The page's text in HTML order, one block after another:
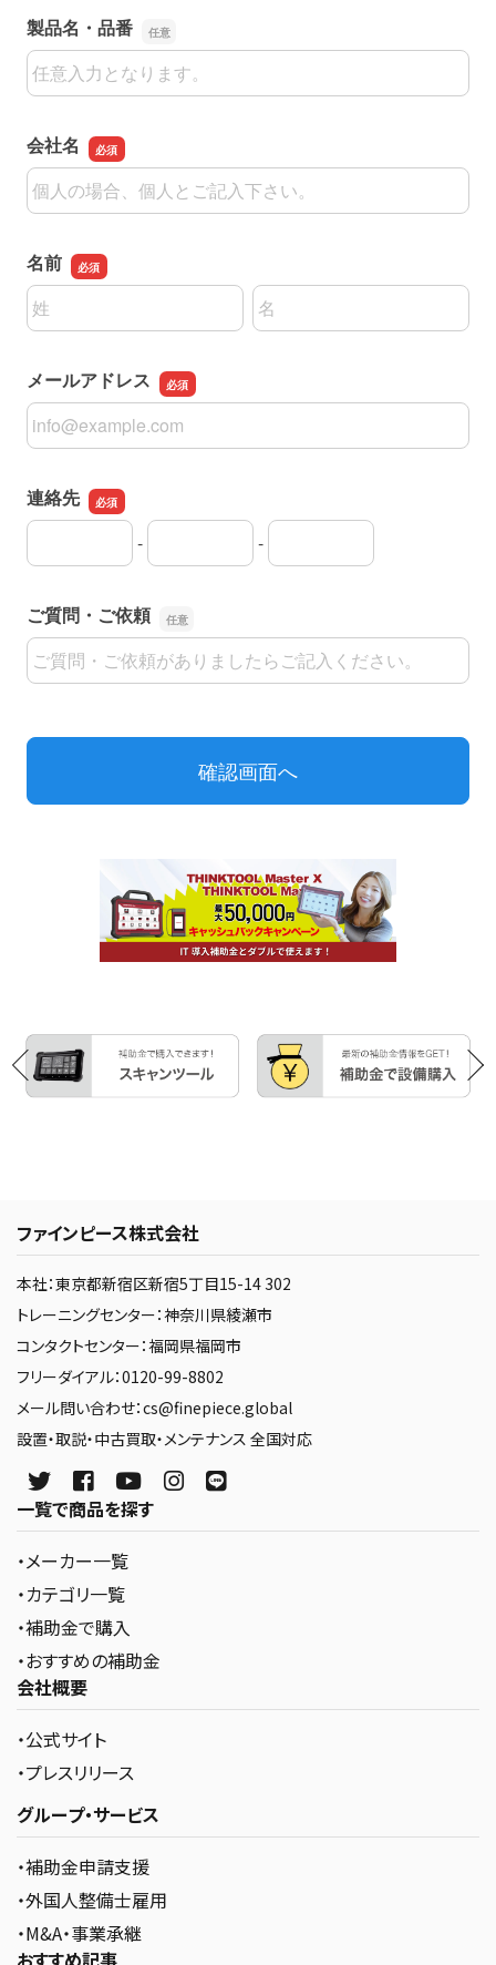
ファインピース株式会社
本社：東京都新宿区新宿5丁目15-14 302
トレーニングセンター：神奈川県綾瀬市
コンタクトセンター：福岡県福岡市
フリーダイアル：0120-99-8802
メール問い合わせ：cs@finepiece.global
設置・取説・中古買取・メンテナンス 全国対応
一覧で商品を探す
・メーカー一覧
・カテゴリ一覧
・補助金で購入
・おすすめの補助金
会社概要
・公式サイト
・プレスリリース
グループ・サービス
・補助金申請支援
・外国人整備士雇用
・M&A・事業承継
おすすめ記事